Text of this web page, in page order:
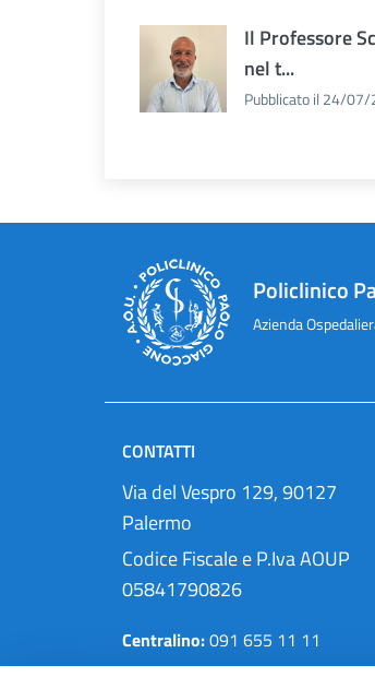
Il Professore
nel t...
Pubblicato il 24/
Policlinico
Azienda
CONTATTI
Via del Vespro 129, 90127
Palermo
Codice Fiscale e P.Iva AOUP
05841790826
Centralino:091 655 11 11
Pec: